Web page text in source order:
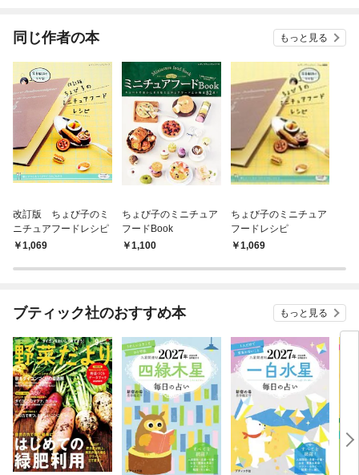
同じ作者の本 もっと見る
改訂版 ちょび子のミ
ニチュアフードレシピ
1,069
ちょび子のミニチュア
フードBook
1,100
ちょび子のミニチュア
フードレシピ
1,069
ブティック社のおすすめ本 もっと見る